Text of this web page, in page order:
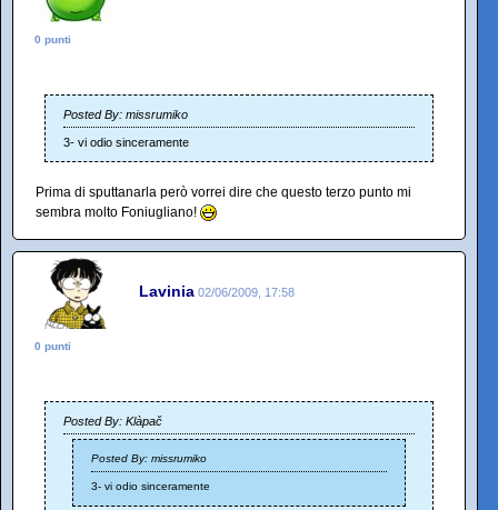
0 punti
Posted By: missrumiko
3- vi odio sinceramente
Prima di sputtanarla però vorrei dire che questo terzo punto mi
sembra molto Foniugliano!
Lavinia 02/06/2009, 17:58
0 punti
Posted By: Klàpač
Posted By: missrumiko
3- vi odio sinceramente